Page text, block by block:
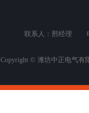
联系人：邢经理
Copyright © 潍坊中正电气有